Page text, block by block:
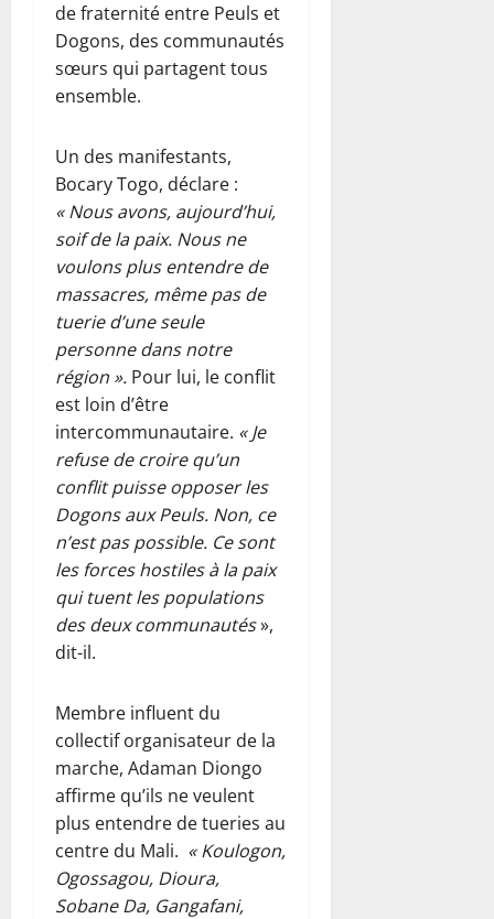
de fraternité entre Peuls et
Dogons, des communautés
sœurs qui partagent tous
ensemble.
Un des manifestants,
Bocary Togo, déclare :
« Nous avons, aujourd’hui,
soif de la paix. Nous ne
voulons plus entendre de
massacres, même pas de
tuerie d’une seule
personne dans notre
région ». Pour lui, le conflit
est loin d’être
intercommunautaire. « Je
refuse de croire qu’un
conflit puisse opposer les
Dogons aux Peuls. Non, ce
n’est pas possible. Ce sont
les forces hostiles à la paix
qui tuent les populations
des deux communautés»,
dit-il.
Membre influent du
collectif organisateur de la
marche, Adaman Diongo
affirme qu’ils ne veulent
plus entendre de tueries au
centre du Mali. « Koulogon,
Ogossagou, Dioura,
Sobane Da, Gangafani,